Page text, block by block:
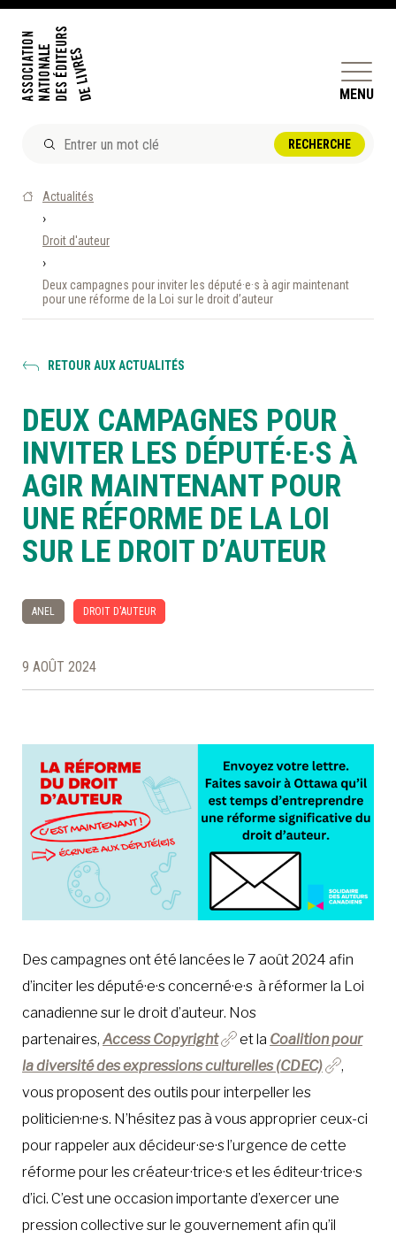
MENU
DOSSIERS ET ENJEUX
ÊTRE ÉDITEUR·TRICE
PERFECTIONNEMENT
ET SERVICES AUX MEMBRES
À LA POINTE DE LA PROFESSION
À PROPOS DEVENIR MEMBRE NOUS JOINDRE
Actualités
›
Droit d'auteur
›
Deux campagnes pour inviter les député·e·s à agir maintenant
pour une réforme de la Loi sur le droit d’auteur
RETOUR AUX ACTUALITÉS
DEUX CAMPAGNES POUR
INVITER LES DÉPUTÉ·E·S À
AGIR MAINTENANT POUR
UNE RÉFORME DE LA LOI
SUR LE DROIT D’AUTEUR
ANEL DROIT D'AUTEUR
9 AOÛT 2024
Des campagnes ont été lancées le 7 août 2024 afin
d’inciter les député·e·s concerné·e·s à réformer la Loi
canadienne sur le droit d’auteur. Nos
partenaires, Access Copyright et la Coalition pour
la diversité des expressions culturelles (CDEC)
,
vous proposent des outils pour interpeller les
politicien·ne·s. N’hésitez pas à vous approprier ceux-ci
pour rappeler aux décideur·se·s l’urgence de cette
réforme pour les créateur·trice·s et les éditeur·trice·s
d’ici. C’est une occasion importante d’exercer une
pression collective sur le gouvernement afin qu’il